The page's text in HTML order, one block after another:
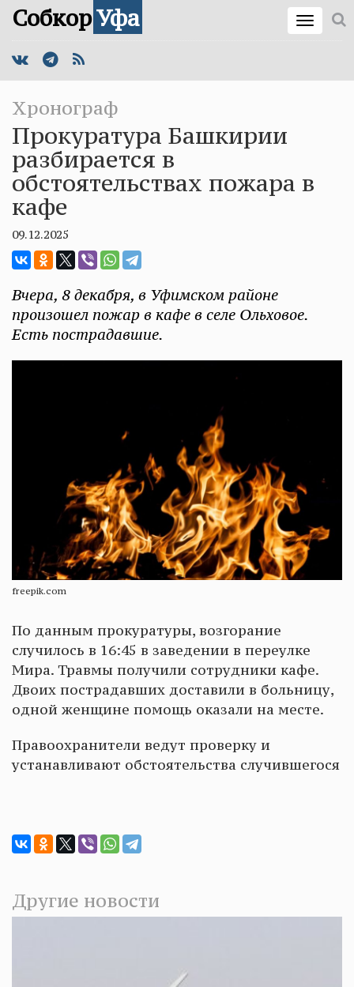
СобкорУфа
Хронограф
Прокуратура Башкирии
разбирается в
обстоятельствах пожара в
кафе
09.12.2025
Вчера, 8 декабря, в Уфимском районе
произошел пожар в кафе в селе Ольховое.
Есть пострадавшие.
freepik.com
По данным прокуратуры, возгорание
случилось в 16:45 в заведении в переулке
Мира. Травмы получили сотрудники кафе.
Двоих пострадавших доставили в больницу,
одной женщине помощь оказали на месте.
Правоохранители ведут проверку и
устанавливают обстоятельства случившегося
Другие новости